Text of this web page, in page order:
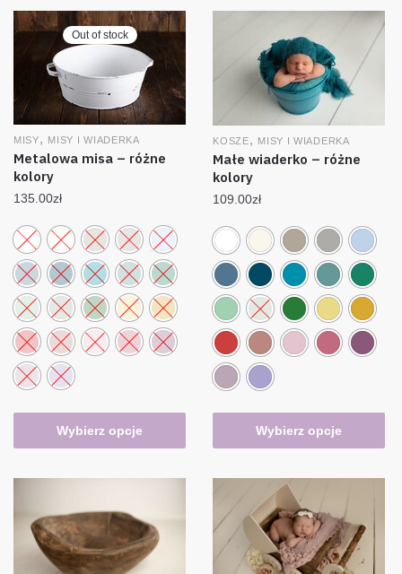
Out of stock
MISY, MISY I WIADERKA
Metalowa misa – różne
kolory
135.00zł
Wybierz opcje
KOSZE, MISY I WIADERKA
Małe wiaderko – różne
kolory
109.00zł
Wybierz opcje